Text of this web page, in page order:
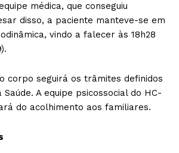
médica, que conseguiu
disso, a paciente manteve-se em
vindo a falecer às 18h28
corpo seguirá os trâmites definidos
A equipe psicossocial do HC-
do acolhimento aos familiares.